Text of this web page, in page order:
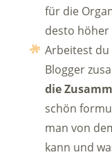
für die
desto höher
Arbeitest
Blogger
die
schön
man von
kann und